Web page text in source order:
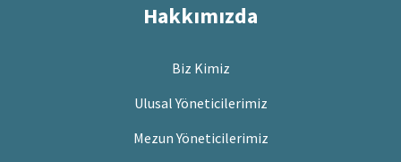
Hakkımızda
Biz Kimiz
Ulusal Yöneticilerimiz
Mezun Yöneticilerimiz